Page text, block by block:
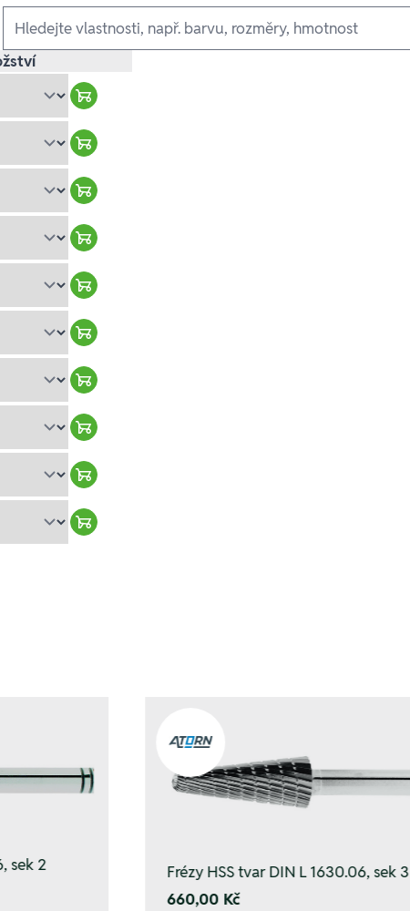
Ausführungen
Warenkorb hinzufügen
Warenkorb hinzufügen
Warenkorb hinzufügen
Warenkorb hinzufügen
Warenkorb hinzufügen
Warenkorb hinzufügen
Warenkorb hinzufügen
Warenkorb hinzufügen
Warenkorb hinzufügen
Warenkorb hinzufügen
sek 2
Frézy HSS tvar DIN L 1630.06, sek 3
660,00 Kč